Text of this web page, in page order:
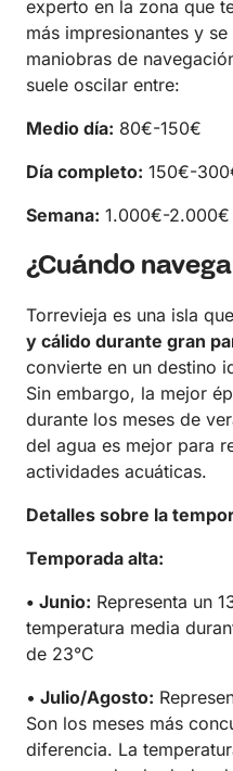
experto en la zona que
más impresionantes y
maniobras de
suele oscilar entre:
Medio día: 80€-150€
Día completo: 150€-
Semana: 1.000€-2.000€
¿Cuándo
Torrevieja es una isla
y cálido durante gran
convierte en un destino
Sin embargo, la mejor
durante los meses de
del agua es mejor para
actividades acuáticas.
Detalles sobre la
Temporada alta:
• Junio: Representa un
temperatura media
de 23°C
• Julio/Agosto:
Son los meses más
diferencia. La